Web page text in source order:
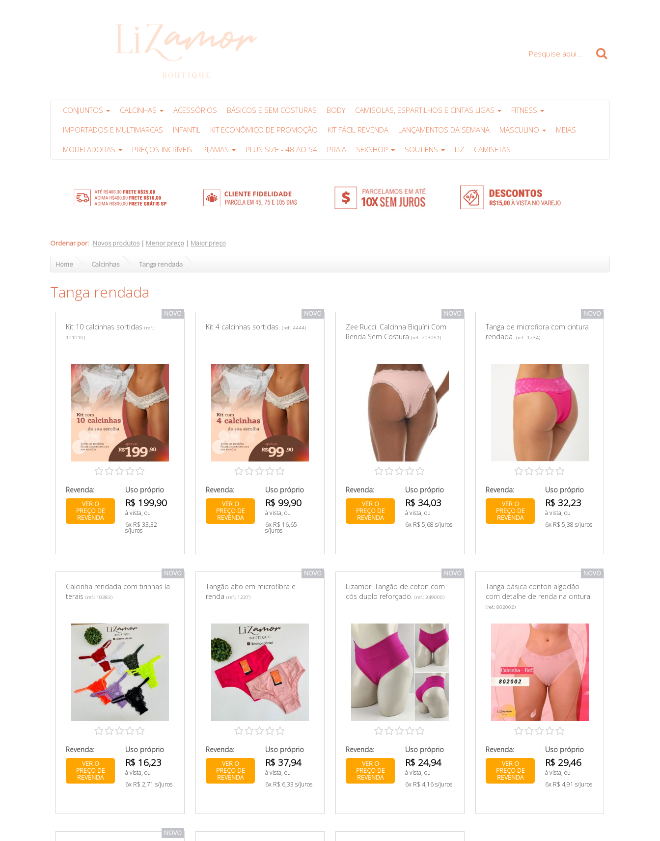
CONJUNTOS CALCINHAS ACESSÓRIOS BÁSICOS E SEM COSTURAS BODY CAMISOLAS, ESPARTILHOS E CINTAS LIGAS
FITNESS
IMPORTADOS E MULTIMARCAS
INFANTIL KIT ECONÔMICO DE PROMOÇÃO KIT FÁCIL REVENDA LANÇAMENTOS DA SEMANA MASCULINO
MEIAS
MODELADORAS
PREÇOS INCRÍVEIS PIJAMAS PLUS SIZE - 48 AO 54 PRAIA SEXSHOP SOUTIENS LIZ CAMISETAS
Ordenar por: Novos produtos| Menor preço | Maior preço
Home Calcinhas Tanga rendada
Tanga rendada
NOVO
Kit 10 calcinhas sortidas (ref.:
101010)
Revenda:
VER O
PREÇO DE
REVENDA
Uso próprio
R$ 199,90
à vista, ou
6x R$ 33,32
s/juros
NOVO
Kit 4 calcinhas sortidas. (ref.: 4444)
Revenda:
VER O
PREÇO DE
REVENDA
Uso próprio
R$ 99,90
à vista, ou
6x R$ 16,65
s/juros
NOVO
Zee Rucci. Calcinha Biquíni Com
Renda Sem Costura (ref.: 203051)
Revenda:
VER O
PREÇO DE
REVENDA
Uso próprio
R$ 34,03
à vista, ou
6x R$ 5,68 s/juros
NOVO
Tanga de microfibra com cintura
rendada. (ref.: 1234)
Revenda:
VER O
PREÇO DE
REVENDA
Uso próprio
R$ 32,23
à vista, ou
6x R$ 5,38 s/juros
NOVO
Calcinha rendada com tirinhas la
terais (ref.: 10383)
Revenda:
VER O
PREÇO DE
REVENDA
Uso próprio
R$ 16,23
à vista, ou
6x R$ 2,71 s/juros
NOVO
Tangão alto em microfibra e
renda (ref.: 1237)
Revenda:
VER O
PREÇO DE
REVENDA
Uso próprio
R$ 37,94
à vista, ou
6x R$ 6,33 s/juros
NOVO
Lizamor. Tangão de coton com
cós duplo reforçado. (ref.: 349000)
Revenda:
VER O
PREÇO DE
REVENDA
Uso próprio
R$ 24,94
à vista, ou
6x R$ 4,16 s/juros
NOVO
Tanga básica conton algodão
com detalhe de renda na cintura.
(ref.: 802002)
Revenda:
VER O
PREÇO DE
REVENDA
Uso próprio
R$ 29,46
à vista, ou
6x R$ 4,91 s/juros
NOVO